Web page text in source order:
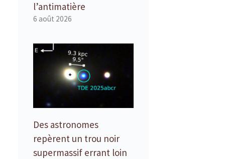
l’antimatière
6 août 2026
Des astronomes
repèrent un trou noir
supermassif errant loin